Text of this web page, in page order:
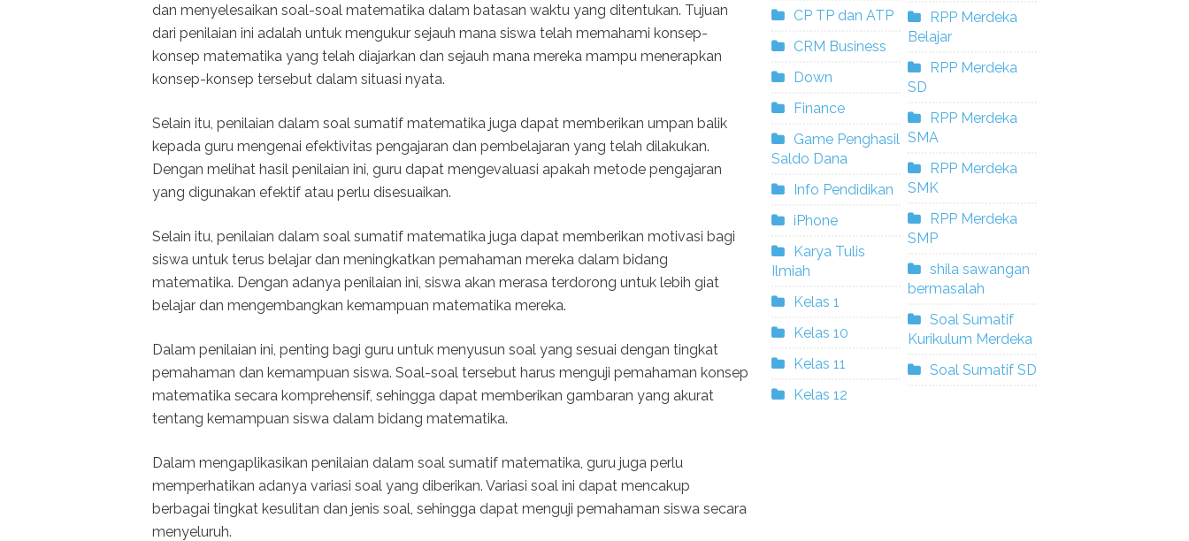
dan menyelesaikan soal-soal matematika dalam batasan waktu yang ditentukan. Tujuan
dari penilaian ini adalah untuk mengukur sejauh mana siswa telah memahami konsep-
konsep matematika yang telah diajarkan dan sejauh mana mereka mampu menerapkan
konsep-konsep tersebut dalam situasi nyata.
Selain itu, penilaian dalam soal sumatif matematika juga dapat memberikan umpan balik
kepada guru mengenai efektivitas pengajaran dan pembelajaran yang telah dilakukan.
Dengan melihat hasil penilaian ini, guru dapat mengevaluasi apakah metode pengajaran
yang digunakan efektif atau perlu disesuaikan.
Selain itu, penilaian dalam soal sumatif matematika juga dapat memberikan motivasi bagi
siswa untuk terus belajar dan meningkatkan pemahaman mereka dalam bidang
matematika. Dengan adanya penilaian ini, siswa akan merasa terdorong untuk lebih giat
belajar dan mengembangkan kemampuan matematika mereka.
Dalam penilaian ini, penting bagi guru untuk menyusun soal yang sesuai dengan tingkat
pemahaman dan kemampuan siswa. Soal-soal tersebut harus menguji pemahaman konsep
matematika secara komprehensif, sehingga dapat memberikan gambaran yang akurat
tentang kemampuan siswa dalam bidang matematika.
Dalam mengaplikasikan penilaian dalam soal sumatif matematika, guru juga perlu
memperhatikan adanya variasi soal yang diberikan. Variasi soal ini dapat mencakup
berbagai tingkat kesulitan dan jenis soal, sehingga dapat menguji pemahaman siswa secara
menyeluruh.
CP TP dan ATP
CRM Business
Down
Finance
Game Penghasil
Saldo Dana
Info Pendidikan
iPhone
Karya Tulis
Ilmiah
Kelas 1
Kelas 10
Kelas 11
Kelas 12
RPP Merdeka
Belajar
RPP Merdeka
SD
RPP Merdeka
SMA
RPP Merdeka
SMK
RPP Merdeka
SMP
shila sawangan
bermasalah
Soal Sumatif
Kurikulum Merdeka
Soal Sumatif SD